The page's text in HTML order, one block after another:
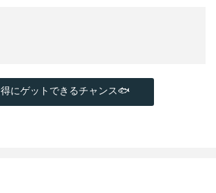
にゲットできるチャンス🐟